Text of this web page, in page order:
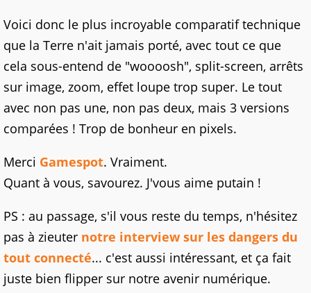
Voici donc le plus incroyable comparatif technique
que la Terre n'ait jamais porté, avec tout ce que
cela sous-entend de "woooosh", split-screen, arrêts
sur image, zoom, effet loupe trop super. Le tout
avec non pas une, non pas deux, mais 3 versions
comparées ! Trop de bonheur en pixels.
Merci Gamespot. Vraiment.
Quant à vous, savourez. J'vous aime putain !
PS : au passage, s'il vous reste du temps, n'hésitez
pas à zieuter notre interview sur les dangers du
tout connecté... c'est aussi intéressant, et ça fait
juste bien flipper sur notre avenir numérique.